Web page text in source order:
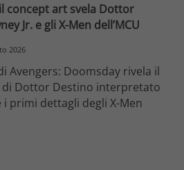
concept art svela Dottor
Jr. e gli X-Men dell’MCU
2026
Avengers: Doomsday rivela il
di Dottor Destino interpretato
i primi dettagli degli X-Men